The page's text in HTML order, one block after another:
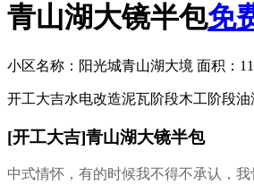
青山湖大镜半包免
小区名称：阳光城青山湖大境 面积：
开工大吉水电改造泥瓦阶段木工阶段油
[开工大吉]青山湖大镜半包
中式情怀，有的时候我不得不承认，我